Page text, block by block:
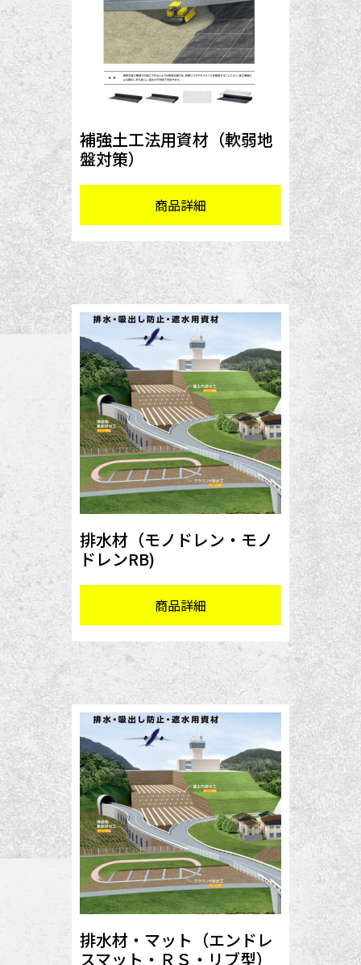
補強土工法用資材（軟弱地
盤対策）
商品詳細
排水材（モノドレン・モノ
ドレンRB)
商品詳細
排水材・マット（エンドレ
スマット・ＲＳ・リブ型）